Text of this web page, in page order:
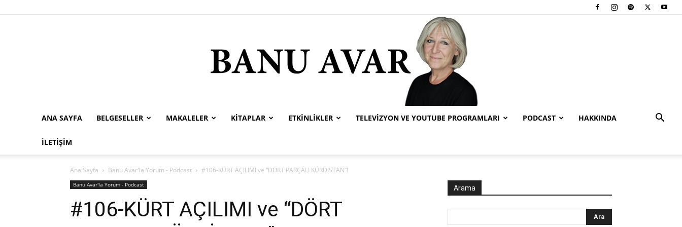
Avar
ANA SAYFA BELGESELLER MAKALELER KITAPLAR ETKINLIKLER TELEVIZYON VE YOUTUBE PROGRAMLARI PODCAST HAKKINDA
İLETIŞIM
Ana Sayfa Banu Avar'la Yorum - Podcast #106-KÜRT AÇILIMI ve “DÖRT PARÇALI KÜRDİSTAN”!
Banu Avar'la Yorum - Podcast
#106-KÜRT AÇILIMI ve “DÖRT
Arama